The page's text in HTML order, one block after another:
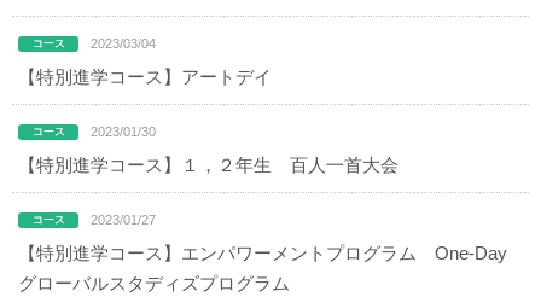
2023/03/04
【特別進学コース】アートデイ
2023/01/30
【特別進学コース】１，２年生 百人一首大会
2023/01/27
【特別進学コース】エンパワーメントプログラム One-Day
グローバルスタディズプログラム